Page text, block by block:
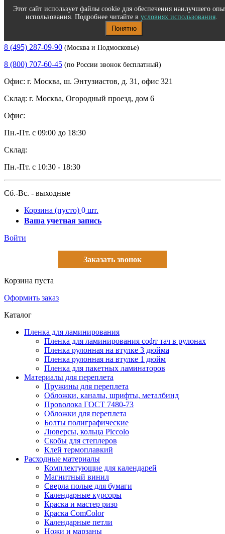
Полиграфическое и офисное оборудование
8 (495) 287-09-90 (Москва и Подмосковье)
8 (800) 707-60-45 (по России звонок бесплатный)
Офис: г. Москва, ш. Энтузиастов, д. 31, офис 321
Склад: г. Москва, Огородный проезд, дом 6
Офис:
Пн.-Пт. с 09:00 до 18:30
Склад:
Пн.-Пт. с 10:30 - 18:30
Сб.-Вс. - выходные
Корзина (пусто) 0 шт.
Ваша учетная запись
Войти
Заказать звонок
Корзина пуста
Оформить заказ
Каталог
Пленка для ламинирования
Пленка для ламинирования софт тач в рулонах
Пленка рулонная на втулке 3 дюйма
Пленка рулонная на втулке 1 дюйм
Пленка для пакетных ламинаторов
Материалы для переплета
Пружины для переплета
Обложки, каналы, шрифты, металбинд
Проволока ГОСТ 7480-73
Обложки для переплета
Болты полиграфические
Люверсы, кольца Piccolo
Скобы для степлеров
Клей термоплавкий
Расходные материалы
Комплектующие для календарей
Магнитный винил
Сверла полые для бумаги
Календарные курсоры
Краска и мастер ризо
Краска ComColor
Календарные петли
Ножи и марзаны
Этот сайт использует файлы cookie для обеспечения наилучшего
использования. Подробнее читайте в условиях использования.
Понятно